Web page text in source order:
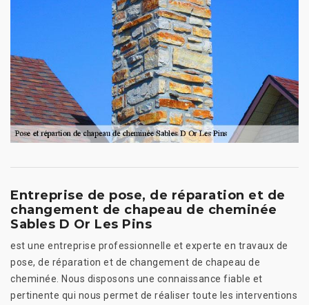
Entreprise de pose, de réparation et de
changement de chapeau de cheminée
Sables D Or Les Pins
est une entreprise professionnelle et experte en travaux de
pose, de réparation et de changement de chapeau de
cheminée. Nous disposons une connaissance fiable et
pertinente qui nous permet de réaliser toute les interventions